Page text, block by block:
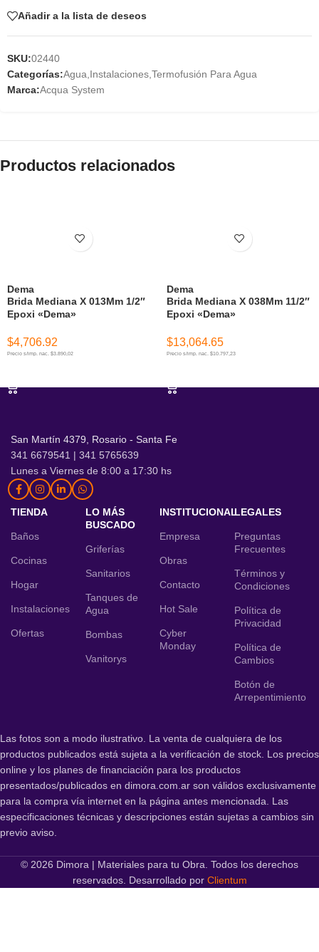
Añadir a la lista de deseos
SKU:02440
Categorías:Agua Instalaciones Termofusión Para Agua
Marca:Acqua System
Productos relacionados
Brida Mediana X 013Mm 1/2″
Epoxi «Dema»
Dema
$4,706.92
Precio s/imp. nac. $3.890,02
Brida Mediana X 038Mm 11/2″
Epoxi «Dema»
Dema
$13,064.65
Precio s/imp. nac. $10.797,23
San Martín 4379, Rosario - Santa Fe
341 6679541 | 341 5765639
Lunes a Viernes de 8:00 a 17:30 hs
TIENDA
Baños
Cocinas
Hogar
Instalaciones
Ofertas
LO MÁS
BUSCADO
Griferías
Sanitarios
Tanques de
Agua
Bombas
Vanitorys
INSTITUCIONAL
Empresa
Obras
Contacto
Hot Sale
Cyber
Monday
LEGALES
Preguntas
Frecuentes
Términos y
Condiciones
Política de
Privacidad
Política de
Cambios
Botón de
Arrepentimiento
Las fotos son a modo ilustrativo. La venta de cualquiera de los
productos publicados está sujeta a la verificación de stock. Los precios
online y los planes de financiación para los productos
presentados/publicados en dimora.com.ar son válidos exclusivamente
para la compra vía internet en la página antes mencionada. Las
especificaciones técnicas y descripciones están sujetas a cambios sin
previo aviso.
© 2026 Dimora | Materiales para tu Obra. Todos los derechos
reservados. Desarrollado por Clientum